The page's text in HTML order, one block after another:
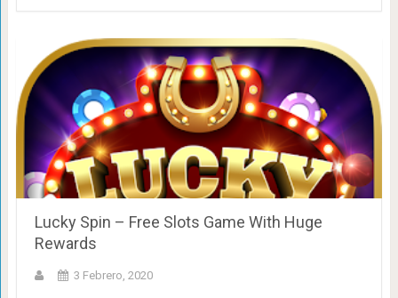
Lucky Spin – Free Slots Game With Huge
Rewards
3 Febrero, 2020